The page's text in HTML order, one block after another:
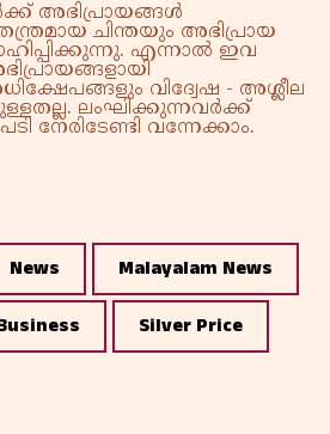
അഭിപ്രായങ്ങൾ
ചിന്തയും അഭിപ്രായ
എന്നാൽ ഇവ
വിദ്വേഷ - അശ്ലീല
ലംഘിക്കുന്നവർക്ക്
നേരിടേണ്ടി വന്നേക്കാം.
News Malayalam News
Silver Price